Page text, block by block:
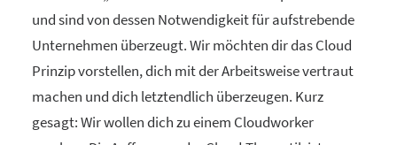
und sind von dessen Notwendigkeit für aufstrebende
Unternehmen überzeugt. Wir möchten dir das Cloud
Prinzip vorstellen, dich mit der Arbeitsweise vertraut
machen und dich letztendlich überzeugen. Kurz
gesagt: Wir wollen dich zu einem Cloudworker